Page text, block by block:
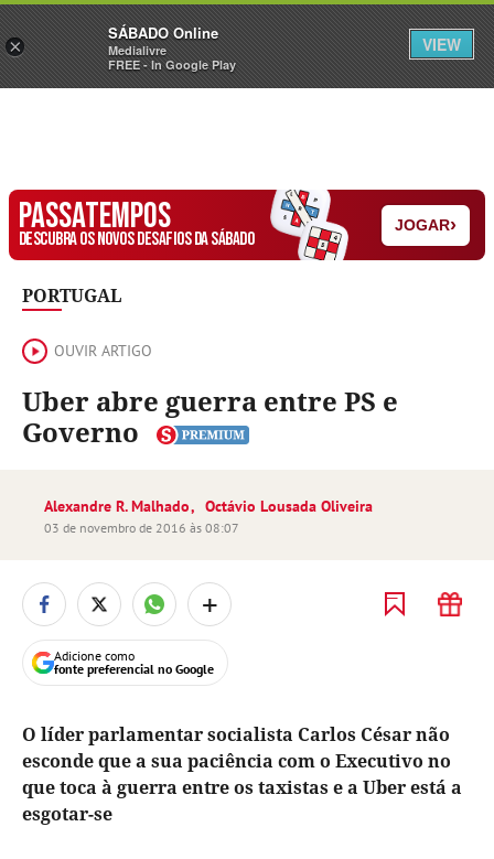
Sábado Assine Iniciar Sessão
PASSATEMPOS
DESCUBRA OS NOVOS DESAFIOS DA SÁBADO
JOGAR›
PORTUGAL
OUVIR ARTIGO
Uber abre guerra entre PS e
Governo
Alexandre R. Malhado Octávio Lousada Oliveira
03 de novembro de 2016 às 08:07
+
Adicione como
fonte preferencial no Google
O líder parlamentar socialista Carlos César não
esconde que a sua paciência com o Executivo no
que toca à guerra entre os taxistas e a Uber está a
esgotar-se
×
SÁBADO Online
Medialivre
FREE - In Google Play
VIEW